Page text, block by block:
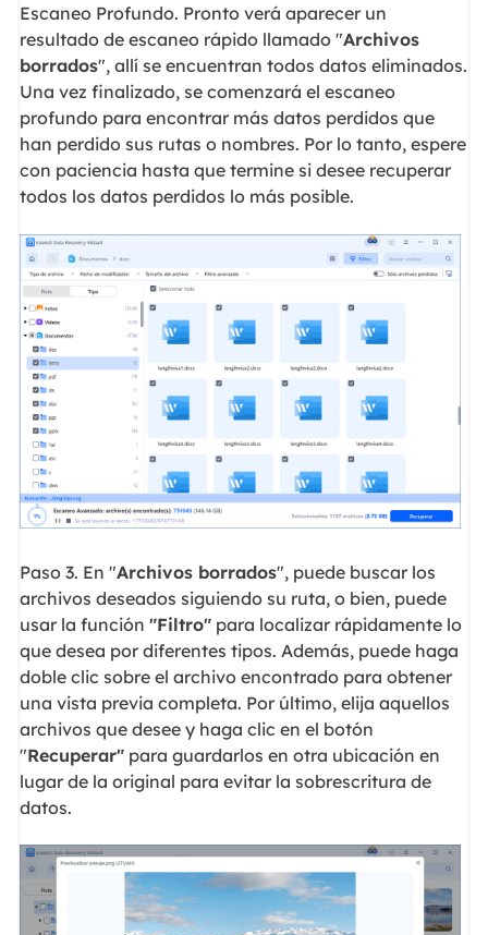
Escaneo Profundo. Pronto verá aparecer un
resultado de escaneo rápido llamado "Archivos
borrados", allí se encuentran todos datos eliminados.
Una vez finalizado, se comenzará el escaneo
profundo para encontrar más datos perdidos que
han perdido sus rutas o nombres. Por lo tanto, espere
con paciencia hasta que termine si desee recuperar
todos los datos perdidos lo más posible.
Paso 3. En "Archivos borrados", puede buscar los
archivos deseados siguiendo su ruta, o bien, puede
usar la función "Filtro"para localizar rápidamente lo
que desea por diferentes tipos. Además, puede haga
doble clic sobre el archivo encontrado para obtener
una vista previa completa. Por último, elija aquellos
archivos que desee y haga clic en el botón
"Recuperar"para guardarlos en otra ubicación en
lugar de la original para evitar la sobrescritura de
datos.